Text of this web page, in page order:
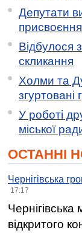
Депутати
Відбулося
скликання
Холми та
згуртовані
У роботі
міської
ОСТАННІ
Чернігівська
17:17
відкритого